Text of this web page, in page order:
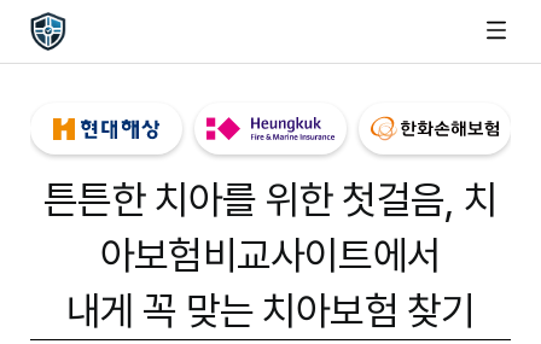
튼튼한 치아를 위한 첫걸음, 치
아보험비교사이트에서
내게 꼭 맞는 치아보험 찾기